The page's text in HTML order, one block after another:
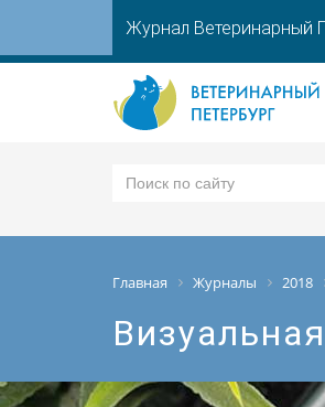
Журнал Ветеринарный
Главная Журналы 2018